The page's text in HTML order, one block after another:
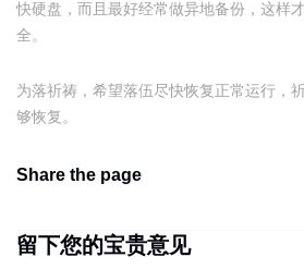
快硬盘，而且最好经常做异地备份，这样
全。
为落祈祷，希望落伍尽快恢复正常运行，
够恢复。
Share the page
留下您的宝贵意见